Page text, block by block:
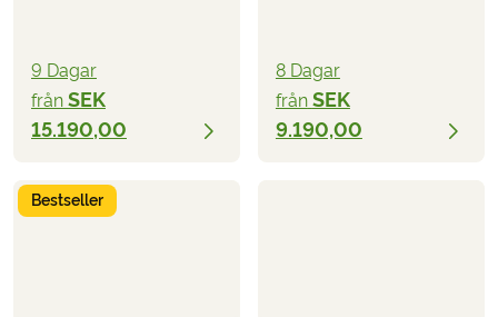
9 Dagar
från SEK
15.190,00
8 Dagar
från SEK
9.190,00
Bestseller